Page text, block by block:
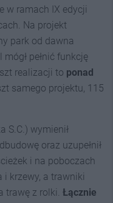
w ramach IX edycji
Na projekt
park od dawna
pełnić funkcję
realizacji to ponad
samego projektu, 115
S.C.) wymienił
oraz uzupełnił
i na poboczach
i krzewy, a trawniki
trawę z rolki. Łącznie